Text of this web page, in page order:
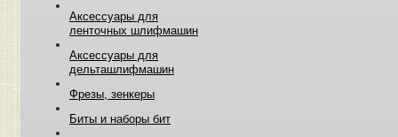
Аксессуары для
ленточных шлифмашин
Аксессуары для
дельташлифмашин
Фрезы, зенкеры
Биты и наборы бит